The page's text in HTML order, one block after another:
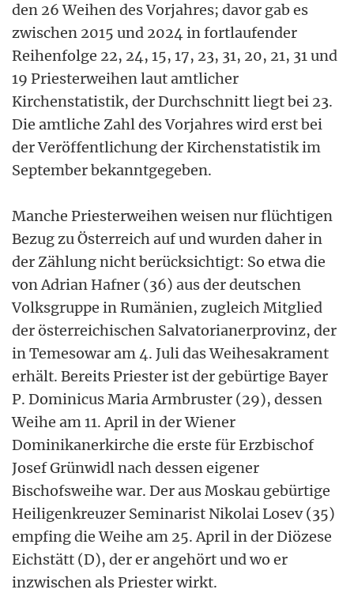
den 26 Weihen des Vorjahres; davor gab es
zwischen 2015 und 2024 in fortlaufender
Reihenfolge 22, 24, 15, 17, 23, 31, 20, 21, 31 und
19 Priesterweihen laut amtlicher
Kirchenstatistik, der Durchschnitt liegt bei 23.
Die amtliche Zahl des Vorjahres wird erst bei
der Veröffentlichung der Kirchenstatistik im
September bekanntgegeben.
Manche Priesterweihen weisen nur flüchtigen
Bezug zu Österreich auf und wurden daher in
der Zählung nicht berücksichtigt: So etwa die
von Adrian Hafner (36) aus der deutschen
Volksgruppe in Rumänien, zugleich Mitglied
der österreichischen Salvatorianerprovinz, der
in Temesowar am 4. Juli das Weihesakrament
erhält. Bereits Priester ist der gebürtige Bayer
P. Dominicus Maria Armbruster (29), dessen
Weihe am 11. April in der Wiener
Dominikanerkirche die erste für Erzbischof
Josef Grünwidl nach dessen eigener
Bischofsweihe war. Der aus Moskau gebürtige
Heiligenkreuzer Seminarist Nikolai Losev (35)
empfing die Weihe am 25. April in der Diözese
Eichstätt (D), der er angehört und wo er
inzwischen als Priester wirkt.